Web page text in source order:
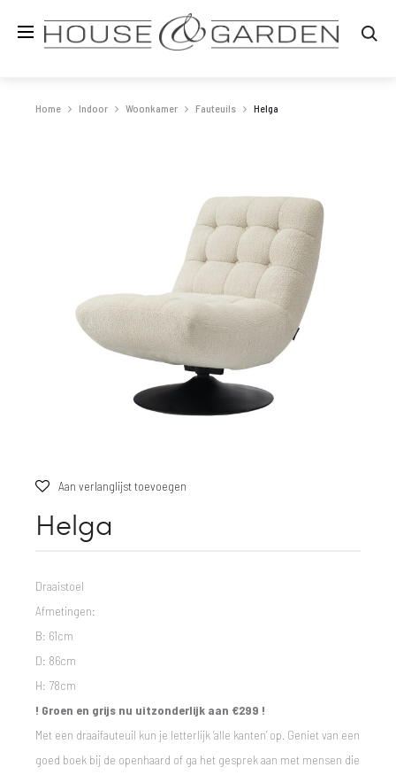
Home Indoor Woonkamer Fauteuils Helga
Aan verlanglijst toevoegen
Helga
Draaistoel
Afmetingen:
B: 61cm
D: 86cm
H: 78cm
! Groen en grijs nu uitzonderlijk aan €299 !
Met een draaifauteuil kun je letterlijk ‘alle kanten’ op. Geniet van een
goed boek bij de openhaard of ga het gesprek aan met mensen die